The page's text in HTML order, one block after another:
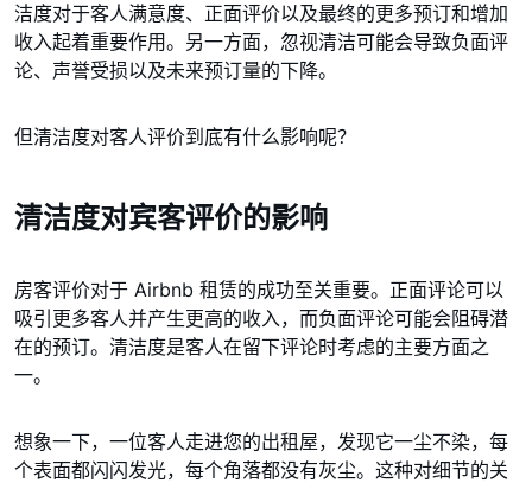
洁度对于客人满意度、正面评价以及最终的更多预订和增加
收入起着重要作用。另一方面，忽视清洁可能会导致负面评
论、声誉受损以及未来预订量的下降。
但清洁度对客人评价到底有什么影响呢？
清洁度对宾客评价的影响
房客评价对于 Airbnb 租赁的成功至关重要。正面评论可以
吸引更多客人并产生更高的收入，而负面评论可能会阻碍潜
在的预订。清洁度是客人在留下评论时考虑的主要方面之
一。
想象一下，一位客人走进您的出租屋，发现它一尘不染，每
个表面都闪闪发光，每个角落都没有灰尘。这种对细节的关